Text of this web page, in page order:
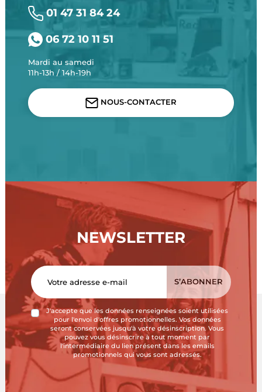
01 47 31 84 24
06 72 10 11 51
Mardi au samedi
11h-13h / 14h-19h
NOUS-CONTACTER
NEWSLETTER
J'accepte que les données renseignées soient utilisées
pour l'envoi d'offres promotionnelles. Vos données
seront conservées jusqu'à votre désinscription. Vous
pouvez vous désinscrire à tout moment par
l'intermédiaire du lien présent dans les emails
promotionnels qui vous sont adressés.